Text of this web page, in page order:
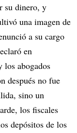
su dinero, y
una imagen de
a su cargo
en
los abogados
después no fue
sino un
los fiscales
depósitos de los